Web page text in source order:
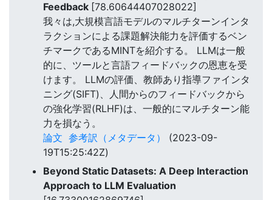
Feedback [78.60644407028022]
我々は,大規模言語モデルのマルチターンインタ
ラクションによる課題解決能力を評価するベン
チマークであるMINTを紹介する。 LLMは一般
的に、ツールと言語フィードバックの恩恵を受
けます。 LLMの評価、教師あり指導ファインタ
ニング(SIFT)、人間からのフィードバックから
の強化学習(RLHF)は、一般的にマルチターン能
力を損なう。
論文 参考訳（メタデータ）
(2023-09-
19T15:25:42Z)
Beyond Static Datasets: A Deep Interaction
Approach to LLM Evaluation